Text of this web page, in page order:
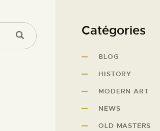
Catégories
BLOG
HISTORY
MODERN ART
NEWS
OLD MASTERS